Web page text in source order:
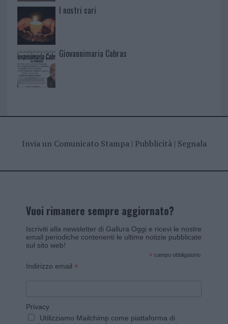
I nostri cari
Giovannimaria Cabras
Invia un Comunicato Stampa| Pubblicità| Segnala
Vuoi rimanere sempre aggiornato?
Iscriviti alla newsletter di Gallura Oggi e ricevi le nostre
email periodiche contenenti le ultime notizie pubblicate
sul sito web!
* campo obbligatorio
Indirizzo email *
Privacy
Utilizziamo Mailchimp come piattaforma di